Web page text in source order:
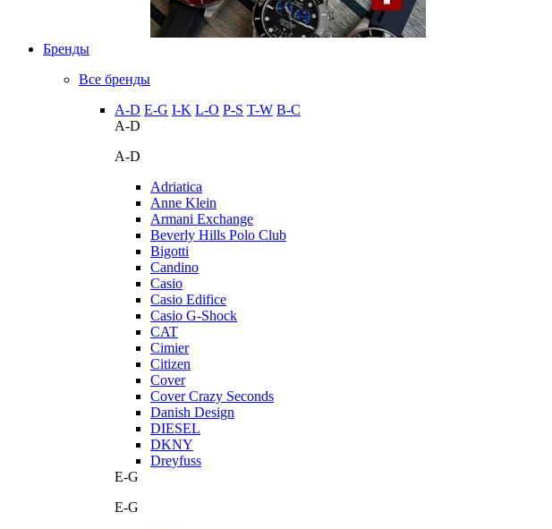
Бренды
Все бренды
A-D E-G I-K L-O P-S T-W В-С
A-D
A-D
Adriatica
Anne Klein
Armani Exchange
Beverly Hills Polo Club
Bigotti
Candino
Casio
Casio Edifice
Casio G-Shock
CAT
Cimier
Citizen
Cover
Cover Crazy Seconds
Danish Design
DIESEL
DKNY
Dreyfuss
E-G
E-G